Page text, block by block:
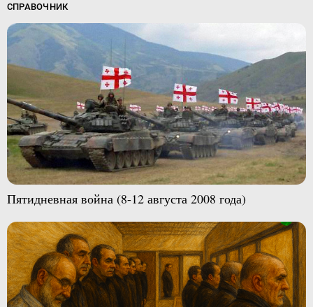
СПРАВОЧНИК
Пятидневная война (8-12 августа 2008 года)